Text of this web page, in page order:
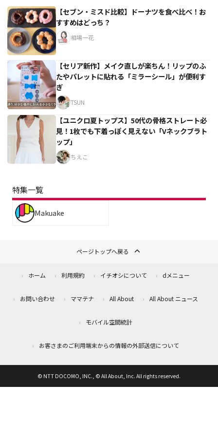
【セブン・ミスド比較】ドーナツを食べ比べ！お
すすめはどっち？
相場一花
【セリア新作】メイク直しが楽ちん！リップのふ
たやパレットに貼れる「ミラーシール」が便利す
ぎ
TSUN
【ユニクロ夏トップス】50代の骨格ストレート必
見！1枚でも下着っぽく見えない「Vネックブラト
ップ」
ちえこ
特集一覧
Makuake
ページトップへ戻る
ホーム 利用規約 イチオシについて dメニュー
お問い合わせ ママテナ All About All About ニュース
モバイル空間統計
お客さまのご利用端末からの情報の外部送信について
© NTT DOCOMO, INC., © All About, Inc. All rights reserved.